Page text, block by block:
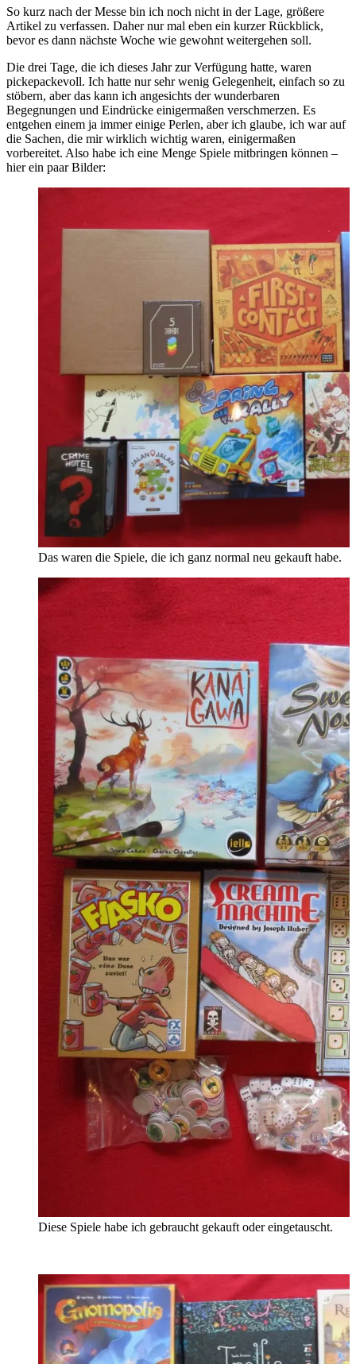
So kurz nach der Messe bin ich noch nicht in der Lage, größere
Artikel zu verfassen. Daher nur mal eben ein kurzer Rückblick,
bevor es dann nächste Woche wie gewohnt weitergehen soll.
Die drei Tage, die ich dieses Jahr zur Verfügung hatte, waren
pickepackevoll. Ich hatte nur sehr wenig Gelegenheit, einfach so zu
stöbern, aber das kann ich angesichts der wunderbaren
Begegnungen und Eindrücke einigermaßen verschmerzen. Es
entgehen einem ja immer einige Perlen, aber ich glaube, ich war auf
die Sachen, die mir wirklich wichtig waren, einigermaßen
vorbereitet. Also habe ich eine Menge Spiele mitbringen können –
hier ein paar Bilder:
Das waren die Spiele, die ich ganz normal neu gekauft habe.
Diese Spiele habe ich gebraucht gekauft oder eingetauscht.